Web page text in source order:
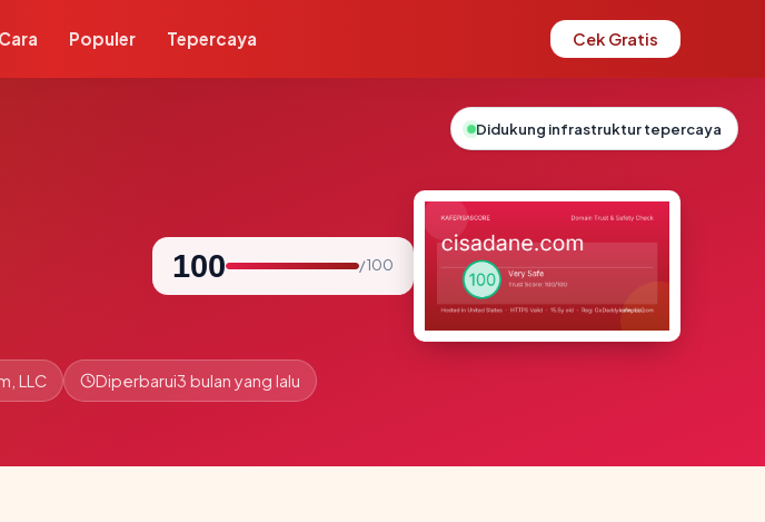
Cara Populer Tepercaya Cek Gratis
100 / 100
LLC Diperbarui3 bulan yang lalu
Didukung infrastruktur tepercaya